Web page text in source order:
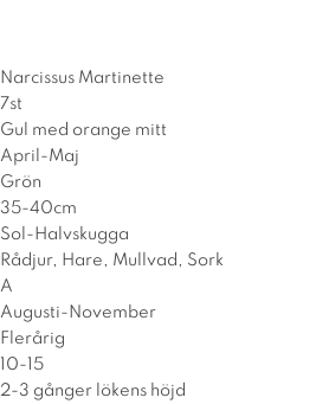
Narcissus Martinette
7st
Gul med orange mitt
April-Maj
Grön
35-40cm
Sol-Halvskugga
Rådjur, Hare, Mullvad, Sork
A
Augusti-November
Flerårig
10-15
2-3 gånger lökens höjd